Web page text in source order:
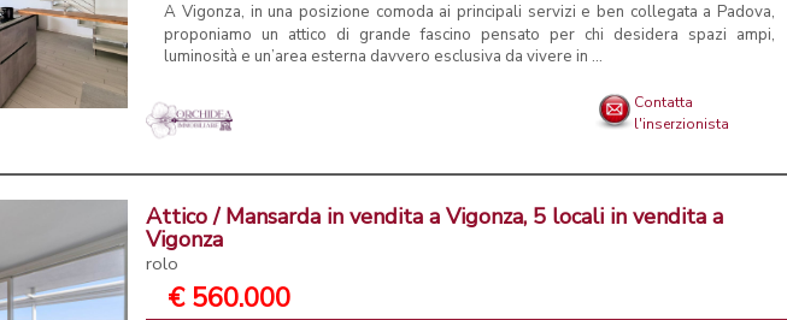
A Vigonza, in una posizione comoda ai principali servizi e ben collegata a Padova,
proponiamo un attico di grande fascino pensato per chi desidera spazi ampi,
luminosità e un’area esterna davvero esclusiva da vivere in ...
Contatta
l'inserzionista
Attico / Mansarda in vendita a Vigonza, 5 locali in vendita a
Vigonza
rolo
€ 560.000